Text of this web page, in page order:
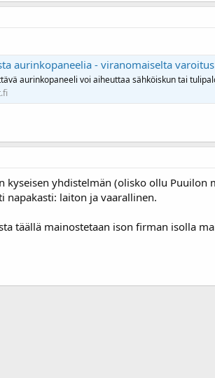
aurinkopaneelia - viranomaiselta varoitus
aurinkopaneeli voi aiheuttaa sähköiskun tai
kyseisen yhdistelmän (olisko ollu
napakasti: laiton ja vaarallinen.
täällä mainostetaan ison firman isolla